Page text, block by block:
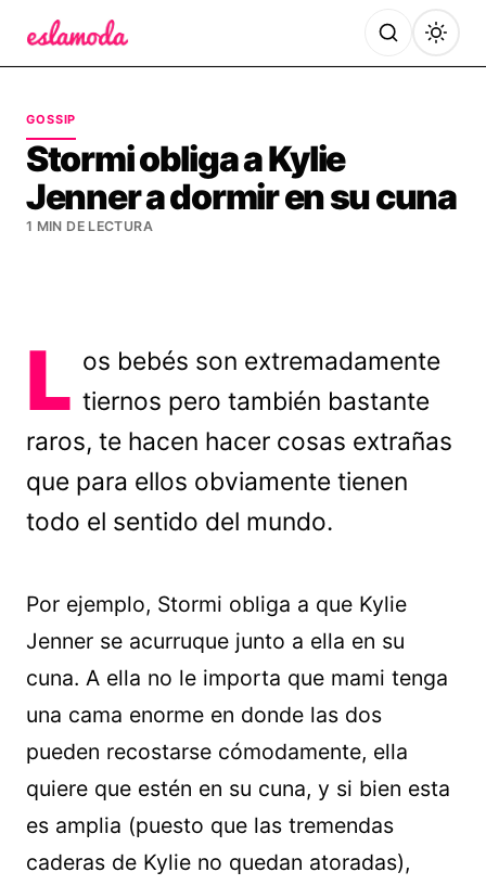
GOSSIP
Stormi obliga a Kylie
Jenner a dormir en su cuna
1 MIN DE LECTURA
L os bebés son extremadamente
tiernos pero también bastante
raros, te hacen hacer cosas extrañas
que para ellos obviamente tienen
todo el sentido del mundo.
Por ejemplo, Stormi obliga a que Kylie
Jenner se acurruque junto a ella en su
cuna. A ella no le importa que mami tenga
una cama enorme en donde las dos
pueden recostarse cómodamente, ella
quiere que estén en su cuna, y si bien esta
es amplia (puesto que las tremendas
caderas de Kylie no quedan atoradas),